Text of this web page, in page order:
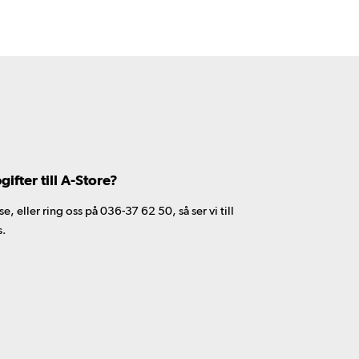
till A-Store?
eller ring oss på 036-37 62 50, så ser vi till